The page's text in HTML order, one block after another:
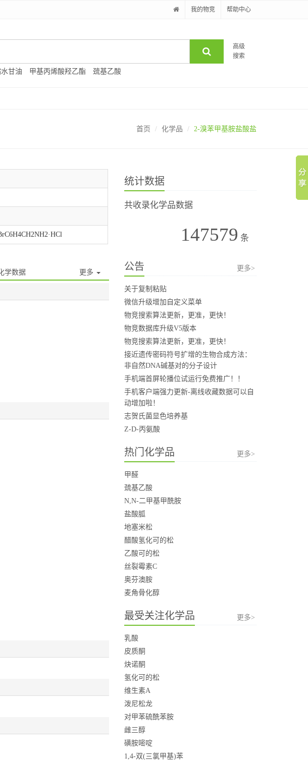
我的物竞 帮助中心
高级
搜索
甘油 甲基丙烯酸羟乙酯 巯基乙酸
首页 化学品 2-溴苯甲基胺盐酸盐
学数据 更多
统计数据
共收录化学品数据
147579 条
公告 更多>
关于复制粘贴
微信升级增加自定义菜单
物竞搜索算法更新，更准，更快！
物竞数据库升级V5版本
物竞搜索算法更新，更准，更快！
接近遗传密码符号扩增的生物合成方法：
非自然DNA碱基对的分子设计
手机端首屏轮播位试运行免费推广！！
手机客户端强力更新-离线收藏数据可以自
动增加啦！
志贺氏菌显色培养基
Z-D-丙氨酸
热门化学品 更多>
甲醛
巯基乙酸
N,N-二甲基甲酰胺
盐酸胍
地塞米松
醋酸氢化可的松
乙酸可的松
丝裂霉素C
奥芬澳胺
麦角骨化醇
最受关注化学品 更多>
乳酸
皮质酮
炔诺酮
氢化可的松
维生素A
泼尼松龙
对甲苯硫酰苯胺
雌三醇
磺胺嘧啶
1,4-双(三氯甲基)苯